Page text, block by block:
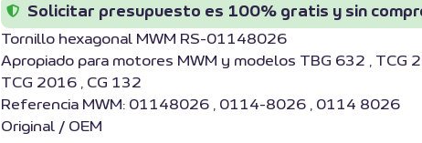
Solicitar presupuesto es 100% gratis y sin
Tornillo hexagonal MWM RS-01148026
Apropiado para motores MWM y modelos TBG 632 , TCG
TCG 2016 , CG 132
Referencia MWM: 01148026 , 0114-8026 , 0114 8026
Original / OEM